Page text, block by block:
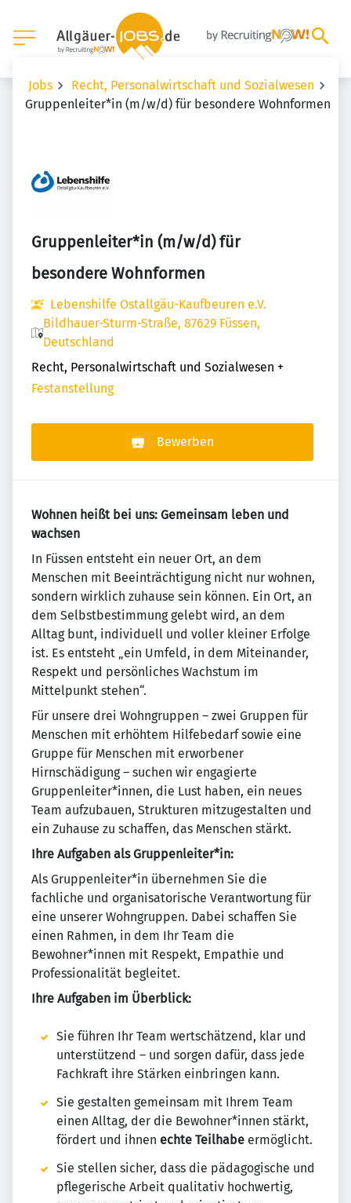
Jobs
Recht, Personalwirtschaft und Sozialwesen
Gruppenleiter*in (m/w/d) für besondere Wohnformen
Gruppenleiter*in (m/w/d) für
besondere Wohnformen
Lebenshilfe Ostallgäu-Kaufbeuren e.V.
Bildhauer-Sturm-Straße, 87629 Füssen,
Deutschland
Recht, Personalwirtschaft und Sozialwesen +
Festanstellung
Bewerben
Wohnen heißt bei uns: Gemeinsam leben und
wachsen
In Füssen entsteht ein neuer Ort, an dem
Menschen mit Beeinträchtigung nicht nur wohnen,
sondern wirklich zuhause sein können. Ein Ort, an
dem Selbstbestimmung gelebt wird, an dem
Alltag bunt, individuell und voller kleiner Erfolge
ist. Es entsteht „ein Umfeld, in dem Miteinander,
Respekt und persönliches Wachstum im
Mittelpunkt stehen“.
Für unsere drei Wohngruppen – zwei Gruppen für
Menschen mit erhöhtem Hilfebedarf sowie eine
Gruppe für Menschen mit erworbener
Hirnschädigung – suchen wir engagierte
Gruppenleiter*innen, die Lust haben, ein neues
Team aufzubauen, Strukturen mitzugestalten und
ein Zuhause zu schaffen, das Menschen stärkt.
Ihre Aufgaben als Gruppenleiter*in:
Als Gruppenleiter*in übernehmen Sie die
fachliche und organisatorische Verantwortung für
eine unserer Wohngruppen. Dabei schaffen Sie
einen Rahmen, in dem Ihr Team die
Bewohner*innen mit Respekt, Empathie und
Professionalität begleitet.
Ihre Aufgaben im Überblick:
Sie führen Ihr Team wertschätzend, klar und
unterstützend – und sorgen dafür, dass jede
Fachkraft ihre Stärken einbringen kann.
Sie gestalten gemeinsam mit Ihrem Team
einen Alltag, der die Bewohner*innen stärkt,
fördert und ihnen echte Teilhabe ermöglicht.
Sie stellen sicher, dass die pädagogische und
pflegerische Arbeit qualitativ hochwertig,